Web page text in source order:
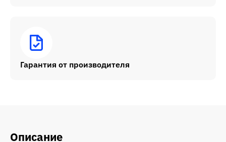
Гарантия от производителя
Описание